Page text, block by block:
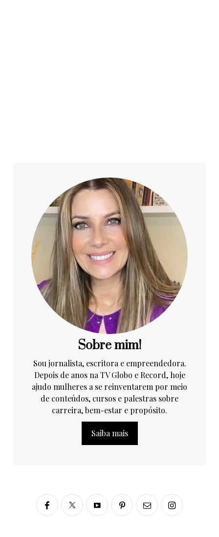
Sobre mim!
Sou jornalista, escritora e empreendedora.
Depois de anos na TV Globo e Record, hoje
ajudo mulheres a se reinventarem por meio
de conteúdos, cursos e palestras sobre
carreira, bem-estar e propósito.
Saiba mais